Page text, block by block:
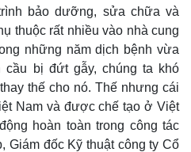
bảo dưỡng, sửa chữa và
thuộc rất nhiều vào nhà cung
những năm dịch bệnh vừa
cầu bị đứt gẫy, chúng ta khó
thế cho nó. Thế nhưng cái
Nam và được chế tạo ở Việt
hoàn toàn trong công tác
Giám đốc Kỹ thuật công ty Cổ